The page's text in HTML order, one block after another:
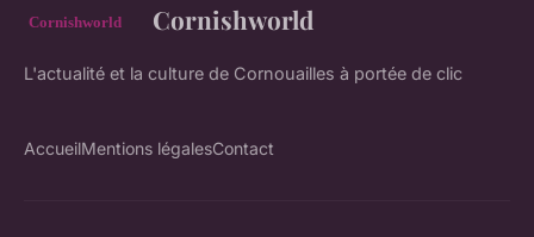
Cornishworld
L'actualité et la culture de Cornouailles à portée de clic
AccueilMentions légalesContact